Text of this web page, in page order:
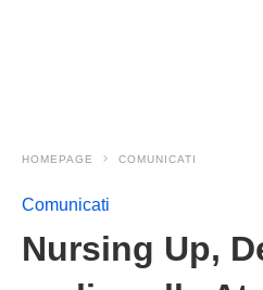
HOMEPAGE COMUNICATI
Comunicati
Nursing Up,